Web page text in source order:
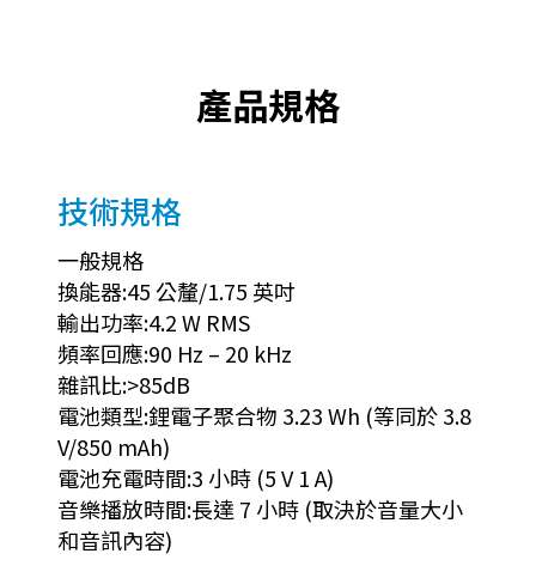
產品規格
技術規格
一般規格
換能器:45 公釐/1.75 英吋
輸出功率:4.2 W RMS
頻率回應:90 Hz – 20 kHz
雜訊比:>85dB
電池類型:鋰電子聚合物 3.23 Wh (等同於 3.8
V/850 mAh)
電池充電時間:3 小時 (5 V 1 A)
音樂播放時間:長達 7 小時 (取決於音量大小
和音訊內容)